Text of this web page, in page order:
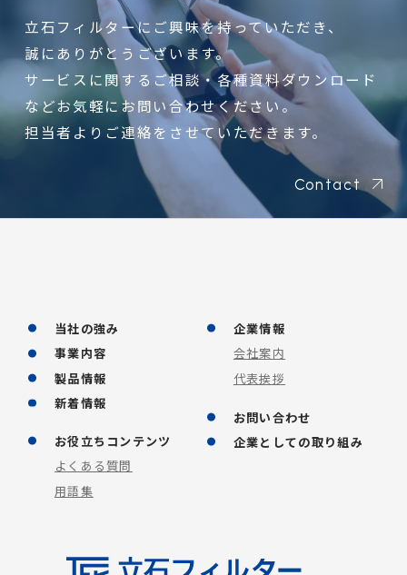
Contact
立石フィルターにご興味を持っていただき、
誠にありがとうございます。
サービスに関するご相談・各種資料ダウンロード
などお気軽にお問い合わせください。
担当者よりご連絡をさせていただきます。
当社の強み
事業内容
製品情報
新着情報
企業情報
会社案内
代表挨拶
お役立ちコンテンツ
よくある質問
用語集
お問い合わせ
企業としての取り組み